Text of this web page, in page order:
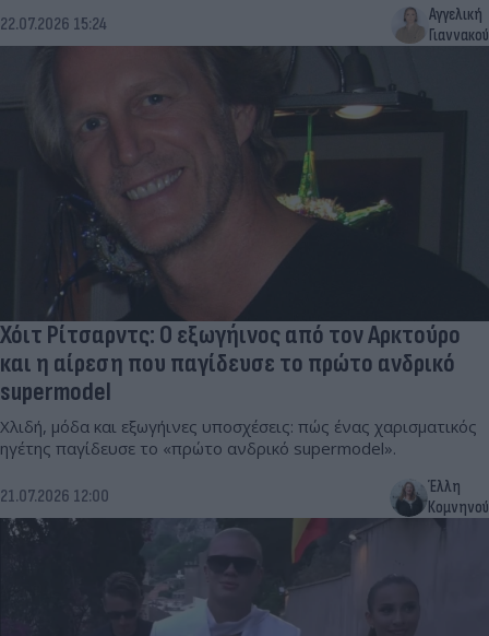
22.07.2026 15:24
Αγγελική
Γιαννακού
Χόιτ Ρίτσαρντς: Ο εξωγήινος από τον Αρκτούρο
και η αίρεση που παγίδευσε το πρώτο ανδρικό
supermodel
Χλιδή, μόδα και εξωγήινες υποσχέσεις: πώς ένας χαρισματικός
ηγέτης παγίδευσε το «πρώτο ανδρικό supermodel».
21.07.2026 12:00
Έλλη
Κομνηνού